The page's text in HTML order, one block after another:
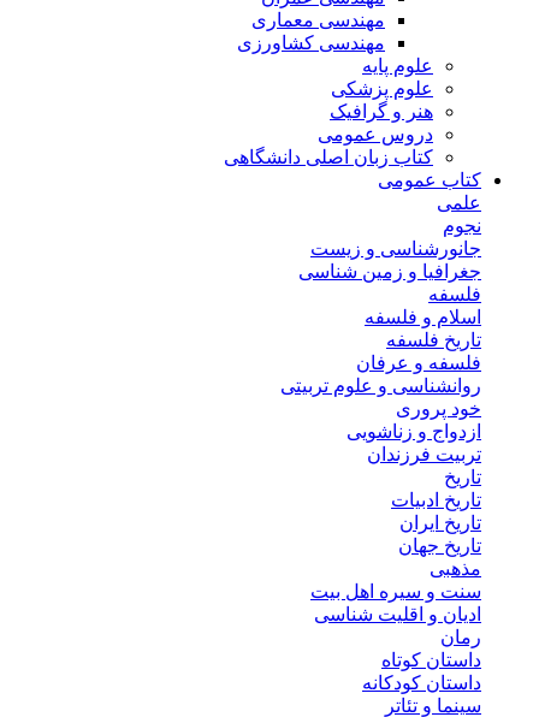
مهندسی معماری
مهندسی کشاورزی
علوم پایه
علوم پزشکی
هنر و گرافیک
دروس عمومی
کتاب زبان اصلی دانشگاهی
کتاب عمومی
علمی
نجوم
جانورشناسی و زیست
جغرافیا و زمین شناسی
فلسفه
اسلام و فلسفه
تاریخ فلسفه
فلسفه و عرفان
روانشناسی و علوم تربیتی
خود پروری
ازدواج و زناشویی
تربیت فرزندان
تاریخ
تاریخ ادبیات
تاریخ ایران
تاریخ جهان
مذهبی
سنت و سیره اهل بیت
ادیان و اقلیت شناسی
رمان
داستان کوتاه
داستان کودکانه
سینما و تئاتر